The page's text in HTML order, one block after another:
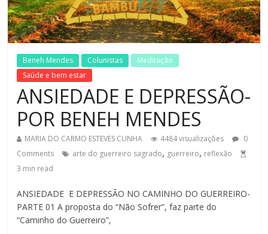
Beneh Mendes Colunistas
Meditação
Saúde e bem estar
ANSIEDADE E DEPRESSÃO-
POR BENEH MENDES
MARIA DO CARMO ESTEVES CUNHA 4484 visualizações
0
Comments
arte do guerreiro sagrado, guerreiro, reflexão
3 min read
ANSIEDADE E DEPRESSÃO NO CAMINHO DO GUERREIRO-
PARTE 01 A proposta do “Não Sofrer”, faz parte do
“Caminho do Guerreiro”,